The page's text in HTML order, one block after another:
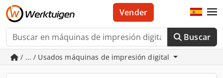
Buscar
Vender
/ ... / Usados máquinas de impresión digital